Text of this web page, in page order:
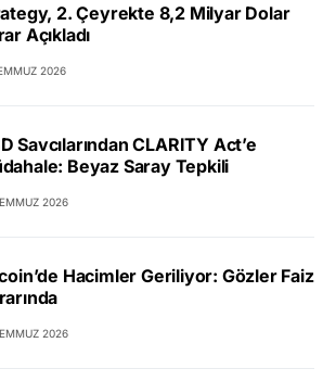
2. Çeyrekte 8,2 Milyar Dolar
Açıkladı
2026
Savcılarından CLARITY Act’e
Beyaz Saray Tepkili
2026
Hacimler Geriliyor: Gözler Faiz
2026